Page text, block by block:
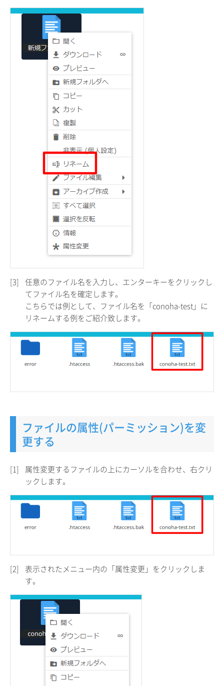
[3]
任意のファイル名を入力し、エンターキーをクリックし
てファイル名を確定します。
こちらでは例として、ファイル名を「conoha-test」に
リネームする例をご紹介致します。
ファイルの属性(パーミッション)を変
更する
[1]
属性変更するファイルの上にカーソルを合わせ、右クリ
ックします。
[2]
表示されたメニュー内の「属性変更」をクリックしま
す。